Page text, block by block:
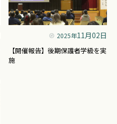
2025年11月02日
【開催報告】後期保護者学級を実
施